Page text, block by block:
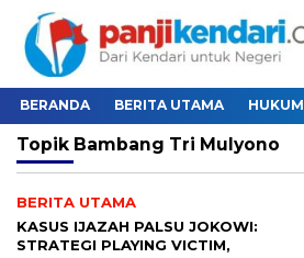
BERANDA BERITA UTAMA HUKUM
Topik Bambang Tri Mulyono
BERITA UTAMA
KASUS IJAZAH PALSU JOKOWI:
STRATEGI PLAYING VICTIM,